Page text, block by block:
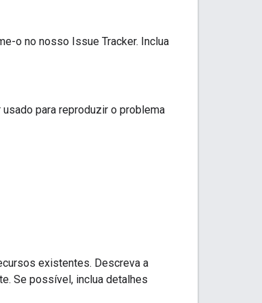
o no nosso Issue Tracker. Inclua
para reproduzir o problema
existentes. Descreva a
Se possível, inclua detalhes